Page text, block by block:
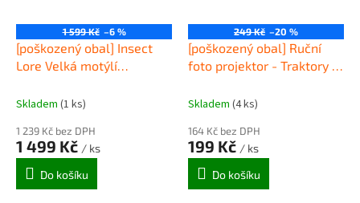
1 599 Kč –6 %
[poškozený obal] Insect
Lore Velká motýlí
Skladem (1 ks)
1 239 Kč bez DPH
1 499 Kč / ks
Do košíku
249 Kč –20 %
[poškozený obal] Ruční
foto projektor - Traktory a
Skladem (4 ks)
164 Kč bez DPH
199 Kč / ks
Do košíku